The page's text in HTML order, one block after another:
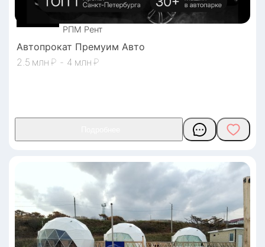
РПМ Рент
Автопрокат Премуим Авто
2.5
₽ - 4 ₽